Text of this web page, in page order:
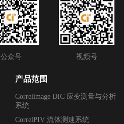
公众号 视频号
产品范围
Correlimage DIC 应变测量与分析
系统
CorrelPIV 流体测速系统